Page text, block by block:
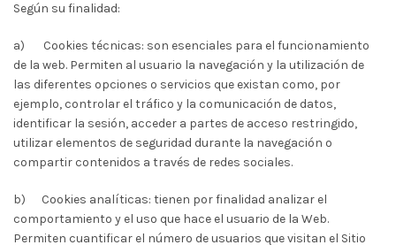
Según su finalidad:
a)
Cookies técnicas: son esenciales para el funcionamiento
de la web. Permiten al usuario la navegación y la utilización de
las diferentes opciones o servicios que existan como, por
ejemplo, controlar el tráfico y la comunicación de datos,
identificar la sesión, acceder a partes de acceso restringido,
utilizar elementos de seguridad durante la navegación o
compartir contenidos a través de redes sociales.
b)
Cookies analíticas: tienen por finalidad analizar el
comportamiento y el uso que hace el usuario de la Web.
Permiten cuantificar el número de usuarios que visitan el Sitio